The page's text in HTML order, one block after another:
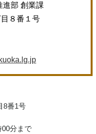
進部 創業課
８番１号
8番1号
分まで